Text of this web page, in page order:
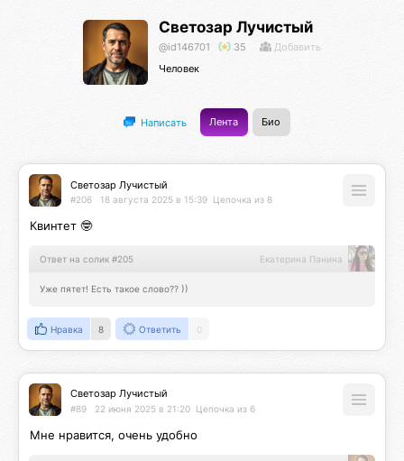
Светозар Лучистый
@id146701 35
Добавить
Человек
Написать Лента Био
Светозар Лучистый
#206 18 августа 2025 в 15:39 Цепочка из 8
Квинтет 🤓
Ответ на солик #205 Екатерина Панина
Уже пятет! Есть такое слово?? ))
Нравка 8 Ответить 0
Светозар Лучистый
#89 22 июня 2025 в 21:20 Цепочка из 6
Мне нравится, очень удобно